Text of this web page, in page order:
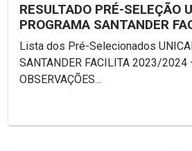
RESULTADO PRÉ-SELEÇÃO
PROGRAMA SANTANDER
2023/2024
Lista dos Pré-Selecionados
SANTANDER FACILITA 2023/2024
OBSERVAÇÕES...